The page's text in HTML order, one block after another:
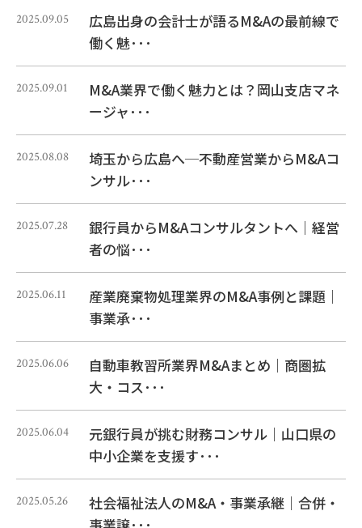
2025.09.05
広島出身の会計士が語るM&Aの最前線で
働く魅･･･
2025.09.01
M&A業界で働く魅力とは？岡山支店マネ
ージャ･･･
2025.08.08
埼玉から広島へ─不動産営業からM&Aコ
ンサル･･･
2025.07.28
銀行員からM&Aコンサルタントへ｜経営
者の悩･･･
2025.06.11
産業廃棄物処理業界のM&A事例と課題｜
事業承･･･
2025.06.06
自動車教習所業界M&Aまとめ｜商圏拡
大・コス･･･
2025.06.04
元銀行員が挑む財務コンサル｜山口県の
中小企業を支援す･･･
2025.05.26
社会福祉法人のM&A・事業承継｜合併・